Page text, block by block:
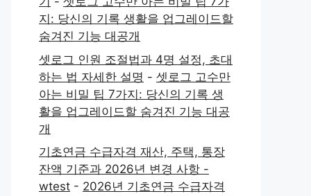
지: 당신의 기록 생활을 업그레이드할
숨겨진 기능 대공개
셋로그 인원 조절법과 4명 설정, 초대
하는 법 자세한 설명 - 셋로그 고수만
아는 비밀 팁 7가지: 당신의 기록 생
활을 업그레이드할 숨겨진 기능 대공
개
기초연금 수급자격 재산, 주택, 통장
잔액 기준과 2026년 변경 사항 -
wtest - 2026년 기초연금 수급자격